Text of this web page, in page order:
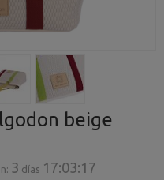
beige
3 días 17:03:17